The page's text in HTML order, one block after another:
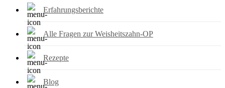
Erfahrungsberichte
Alle Fragen zur Weisheitszahn-OP
Rezepte
Blog